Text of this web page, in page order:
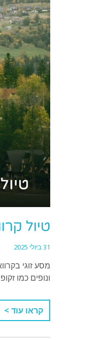
טיול
31 ביולי 2025
מסע זוגי
ונופים כמו
קראו עוד >